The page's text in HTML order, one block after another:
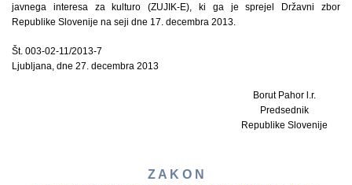
javnega interesa za kulturo (ZUJIK-E), ki ga je sprejel Državni zbor
Republike Slovenije na seji dne 17. decembra 2013.
Št. 003-02-11/2013-7
Ljubljana, dne 27. decembra 2013
Borut Pahor l.r.
Predsednik
Republike Slovenije
Z A K O N